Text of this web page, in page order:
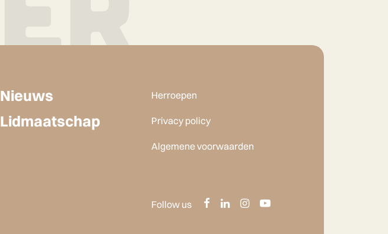
Nieuws
Lidmaatschap
Herroepen
Privacy policy
Algemene voorwaarden